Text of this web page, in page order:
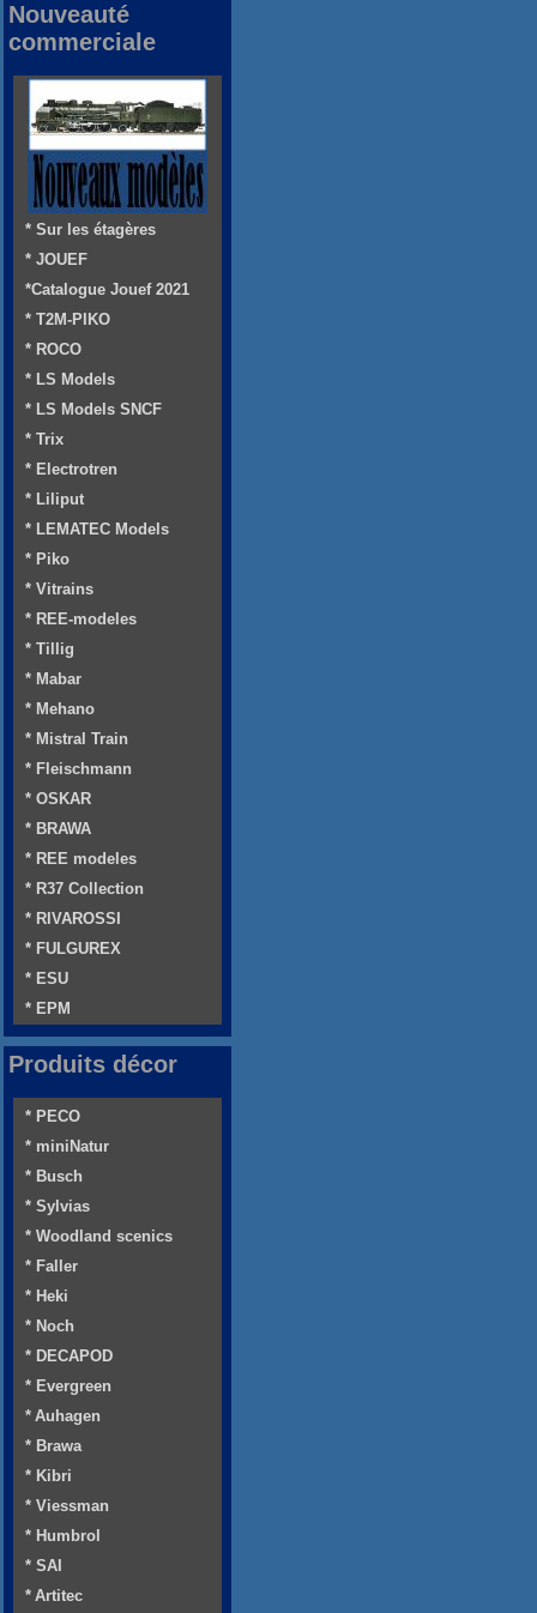
Nouveauté
commerciale
* Sur les étagères
* JOUEF
*Catalogue Jouef 2021
* T2M-PIKO
* ROCO
* LS Models
* LS Models SNCF
* Trix
* Electrotren
* Liliput
* LEMATEC Models
* Piko
* Vitrains
* REE-modeles
* Tillig
* Mabar
* Mehano
* Mistral Train
* Fleischmann
* OSKAR
* BRAWA
* REE modeles
* R37 Collection
* RIVAROSSI
* FULGUREX
* ESU
* EPM
Produits décor
* PECO
* miniNatur
* Busch
* Sylvias
* Woodland scenics
* Faller
* Heki
* Noch
* DECAPOD
* Evergreen
* Auhagen
* Brawa
* Kibri
* Viessman
* Humbrol
* SAI
* Artitec